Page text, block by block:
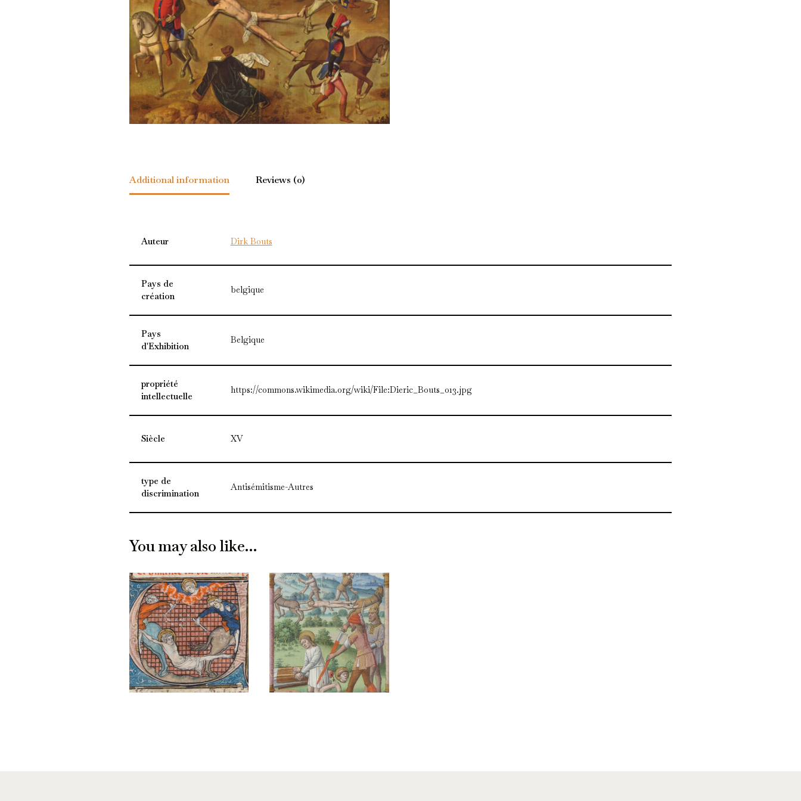
Additional information Reviews (0)
Auteur Dirk Bouts
Pays de
création
belgique
Pays
d'Exhibition
Belgique
propriété
intellectuelle
https://commons.wikimedia.org/wiki/File:Dieric_Bouts_013.jpg
Siècle XV
type de
discrimination
Antisémitisme-Autres
You may also like…